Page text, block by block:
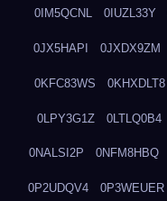
0IM5QCNL 0IUZL33Y
0JX5HAPI 0JXDX9ZM
0KFC83WS 0KHXDLT8
0LPY3G1Z 0LTLQ0B4
0NALSI2P 0NFM8HBQ
0P2UDQV4 0P3WEUER